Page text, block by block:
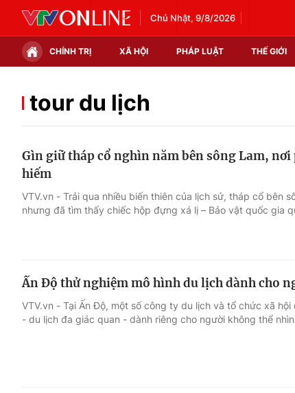
Chủ Nhật, 9/8/2026
CHÍNH TRỊ XÃ HỘI PHÁP LUẬT THẾ GIỚI
Tin tức
Thế giới đó đây
Câu chuyện quốc tế
Thị trường
Góc doanh nghiệp
tour du lịch
Gìn giữ tháp cổ nghìn năm bên sông Lam, nơi
hiếm
VTV.vn - Trải qua nhiều biến thiên của lịch sử, tháp cổ bên
nhưng đã tìm thấy chiếc hộp đựng xá lị – Bảo vật quốc gia
Ấn Độ thử nghiệm mô hình du lịch dành cho
VTV.vn - Tại Ấn Độ, một số công ty du lịch và tổ chức xã hội
- du lịch đa giác quan - dành riêng cho người không thể